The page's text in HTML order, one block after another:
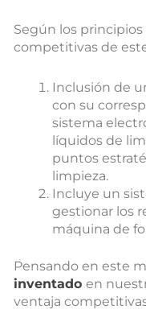
Según los principios
competitivas de
Inclusión de
con su
sistema
líquidos de
puntos
limpieza.
Incluye un
gestionar los
máquina de
Pensando en este
inventadoen
ventaja